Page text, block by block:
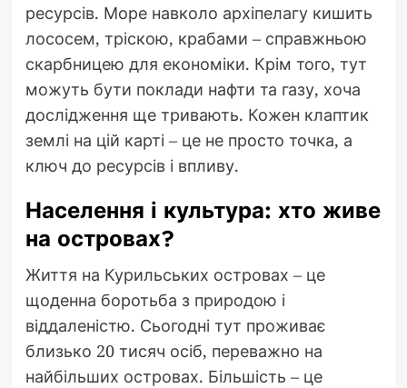
ресурсів. Море навколо архіпелагу кишить
лососем, тріскою, крабами – справжньою
скарбницею для економіки. Крім того, тут
можуть бути поклади нафти та газу, хоча
дослідження ще тривають. Кожен клаптик
землі на цій карті – це не просто точка, а
ключ до ресурсів і впливу.
Населення і культура: хто живе
на островах?
Життя на Курильських островах – це
щоденна боротьба з природою і
віддаленістю. Сьогодні тут проживає
близько 20 тисяч осіб, переважно на
найбільших островах. Більшість – це